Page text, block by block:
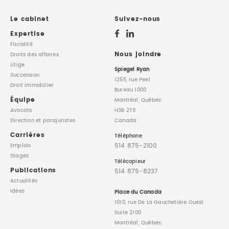
PROPRIÉTÉ INTELLECTUELLE
DROIT DE LA FAMILLE
Le cabinet
Expertise
Fiscalité
Droits des affaires
Litige
Succession
Droit immobilier
Équipe
Avocats
Directionet parajuristes
Carrières
Emplois
Stages
Publications
Actualités
Idées
Suivez-nous
Nous joindre
Spiegel Ryan
1255, rue Peel
Bureau 1000
Montréal, Québec
H3B 2T9
Canada
Téléphone
514 875-2100
Télécopieur
514 875-8237
Place du Canada
1010, rue De La Gauchetière Ouest
Suite 2100
Montréal, Québec